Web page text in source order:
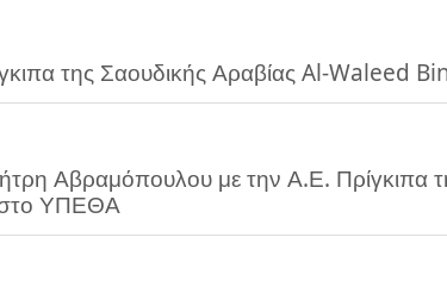
της Σαουδικής Αραβίας Al-
Αβραμόπουλου με την Α.Ε. Πρίγκιπα
ΥΠΕΘΑ